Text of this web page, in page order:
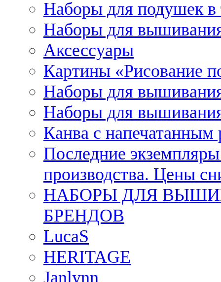
Наборы для подушек в
Наборы для
Аксессуары
Картины «Рисование
Наборы для
Наборы для
Канва с напечатанным
Последние
производства. Цены
НАБОРЫ ДЛЯ
БРЕНДОВ
LucaS
HERITAGE
Janlynn